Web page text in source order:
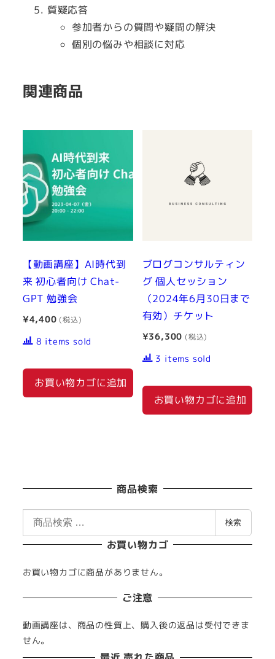
質疑応答
参加者からの質問や疑問の解決
個別の悩みや相談に対応
関連商品
【動画講座】AI時代到
来 初心者向け Chat-
GPT 勉強会
¥4,400
8 items sold
お買い物カゴに追加
ブログコンサルティン
グ 個人セッション
（2024年6月30日まで
有効）チケット
¥36,300
3 items sold
お買い物カゴに追加
商品検索
対
:
検索
お買い物カゴ
お買い物カゴに商品がありません。
ご注意
動画講座は、商品の性質上、購入後の返品は受付できま
せん。